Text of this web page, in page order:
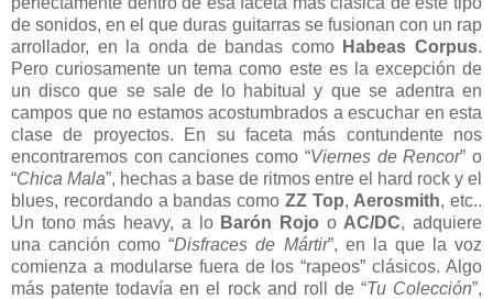
de sonidos, en el que duras guitarras se fusionan con un rap
arrollador, en la onda de bandas como Habeas Corpus.
Pero curiosamente un tema como este es la excepción de
un disco que se sale de lo habitual y que se adentra en
campos que no estamos acostumbrados a escuchar en esta
clase de proyectos. En su faceta más contundente nos
encontraremos con canciones como “Viernes de Rencor” o
“Chica Mala”, hechas a base de ritmos entre el hard rock y el
blues, recordando a bandas como ZZ Top, Aerosmith, etc..
Un tono más heavy, a lo Barón Rojo o AC/DC, adquiere
una canción como “Disfraces de Mártir”, en la que la voz
comienza a modularse fuera de los “rapeos” clásicos. Algo
más patente todavía en el rock and roll de “Tu Colección”,